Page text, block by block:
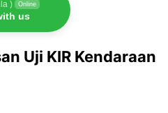
) Online
us
Uji KIR Kendaraan